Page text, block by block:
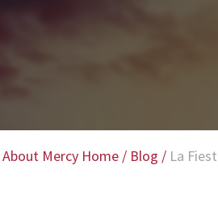
About Mercy Home / Blog / La